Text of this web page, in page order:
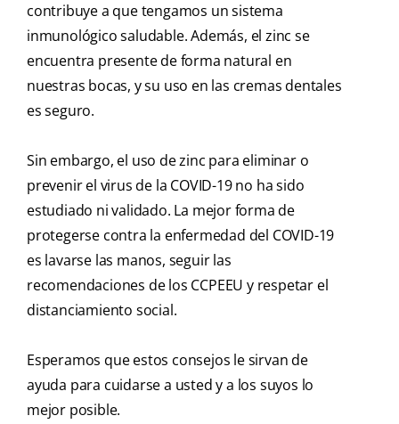
contribuye a que tengamos un sistema
inmunológico saludable. Además, el zinc se
encuentra presente de forma natural en
nuestras bocas, y su uso en las cremas dentales
es seguro.
Sin embargo, el uso de zinc para eliminar o
prevenir el virus de la COVID-19 no ha sido
estudiado ni validado. La mejor forma de
protegerse contra la enfermedad del COVID-19
es lavarse las manos, seguir las
recomendaciones de los CCPEEU y respetar el
distanciamiento social.
Esperamos que estos consejos le sirvan de
ayuda para cuidarse a usted y a los suyos lo
mejor posible.